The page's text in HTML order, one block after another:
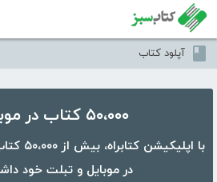
آپلود کتاب
۵۰،۰۰۰ کتاب در موبایل شما
با
در موبایل و تبلت خود